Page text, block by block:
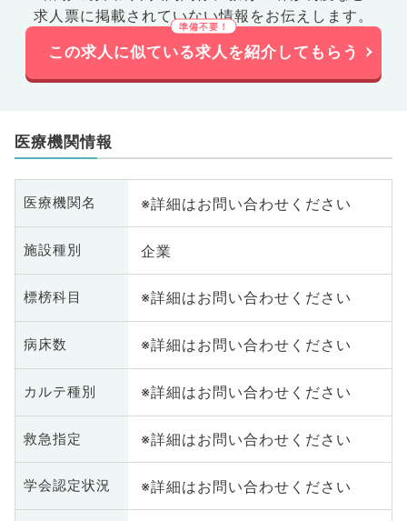
求人票に掲載されていない情報をお伝えします。
この求人に似ている求人を紹介してもらう
医療機関情報
医療機関名 ※詳細はお問い合わせください
施設種別 企業
標榜科目 ※詳細はお問い合わせください
病床数 ※詳細はお問い合わせください
カルテ種別 ※詳細はお問い合わせください
救急指定 ※詳細はお問い合わせください
学会認定状況 ※詳細はお問い合わせください